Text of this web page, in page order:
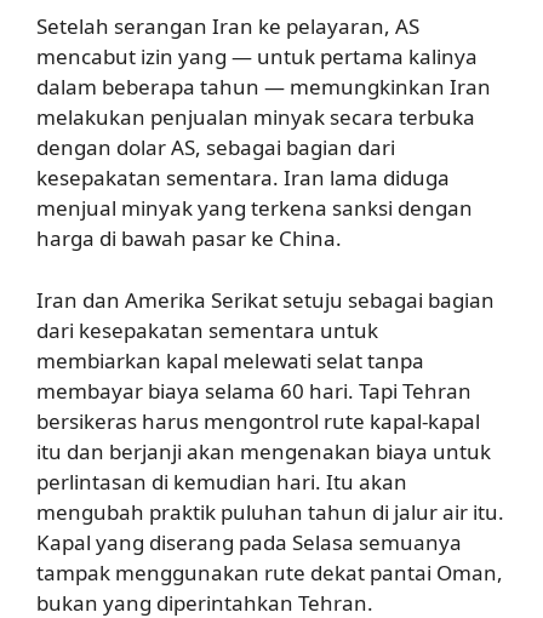
Setelah serangan Iran ke pelayaran, AS
mencabut izin yang — untuk pertama kalinya
dalam beberapa tahun — memungkinkan Iran
melakukan penjualan minyak secara terbuka
dengan dolar AS, sebagai bagian dari
kesepakatan sementara. Iran lama diduga
menjual minyak yang terkena sanksi dengan
harga di bawah pasar ke China.
Iran dan Amerika Serikat setuju sebagai bagian
dari kesepakatan sementara untuk
membiarkan kapal melewati selat tanpa
membayar biaya selama 60 hari. Tapi Tehran
bersikeras harus mengontrol rute kapal-kapal
itu dan berjanji akan mengenakan biaya untuk
perlintasan di kemudian hari. Itu akan
mengubah praktik puluhan tahun di jalur air itu.
Kapal yang diserang pada Selasa semuanya
tampak menggunakan rute dekat pantai Oman,
bukan yang diperintahkan Tehran.